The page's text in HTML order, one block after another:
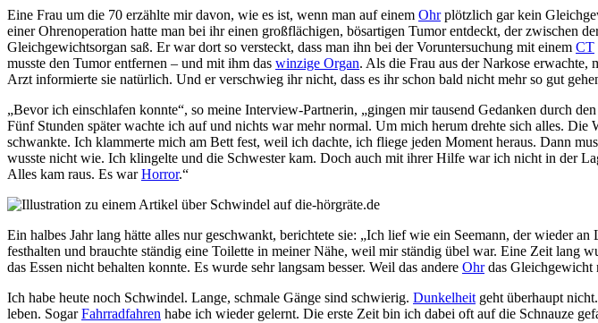
Eine Frau um die 70 erzählte mir davon, wie es ist, wenn man auf einem Ohrplötzlich gar kein
einer Ohrenoperation hatte man bei ihr einen großflächigen, bösartigen Tumor entdeckt, der zwischen
Gleichgewichtsorgan saß. Er war dort so versteckt, dass man ihn bei der Voruntersuchung mit einem CT
musste den Tumor entfernen – und mit ihm das winzige Organ. Als die Frau aus der Narkose erwachte,
Arzt informierte sie natürlich. Und er verschwieg ihr nicht, dass es ihr schon bald nicht mehr so gut
„Bevor ich einschlafen konnte“, so meine Interview-Partnerin, „gingen mir tausend Gedanken durch
Fünf Stunden später wachte ich auf und nichts war mehr normal. Um mich herum drehte sich alles. Die
schwankte. Ich klammerte mich am Bett fest, weil ich dachte, ich fliege jeden Moment heraus. Dann
wusste nicht wie. Ich klingelte und die Schwester kam. Doch auch mit ihrer Hilfe war ich nicht in der
Alles kam raus. Es warHorror.“
Ein halbes Jahr lang hätte alles nur geschwankt, berichtete sie: „Ich lief wie ein Seemann, der wieder an
festhalten und brauchte ständig eine Toilette in meiner Nähe, weil mir ständig übel war. Eine Zeit lang
das Essen nicht behalten konnte. Es wurde sehr langsam besser. Weil das andere Ohrdas Gleichgewicht
Ich habe heute noch Schwindel. Lange, schmale Gänge sind schwierig. Dunkelheit geht überhaupt
leben. SogarFahrradfahren habe ich wieder gelernt. Die erste Zeit bin ich dabei oft auf die Schnauze